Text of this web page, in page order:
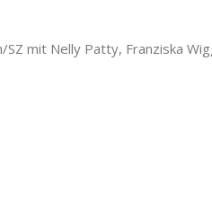
mit Nelly Patty, Franziska